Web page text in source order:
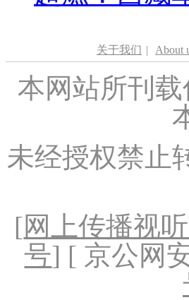
关于我们 | About
本网站所刊
未经授权禁止
[网上传播视
号] [ 京公网